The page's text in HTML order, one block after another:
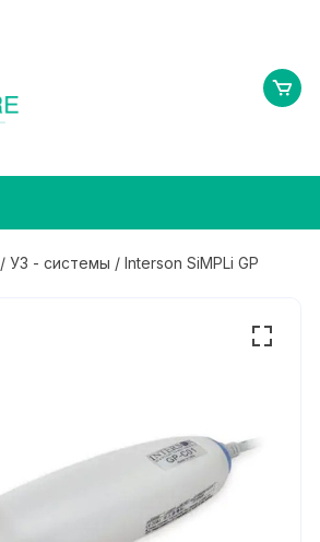
/УЗ - системы / Interson SiMPLi GP